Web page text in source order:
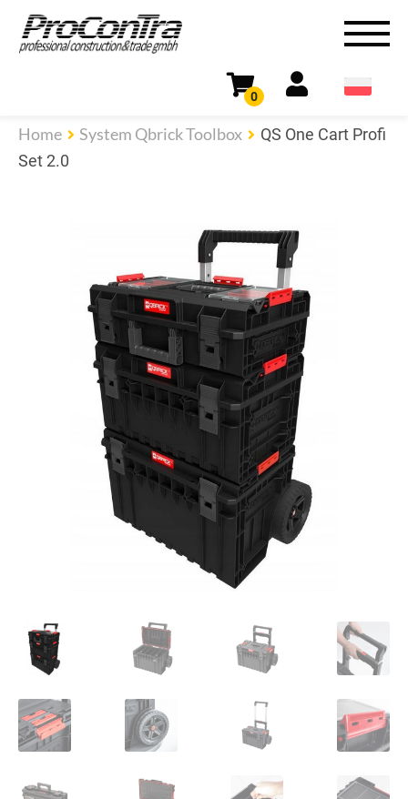
0
Home System Qbrick Toolbox
QS One Cart Profi
Set 2.0